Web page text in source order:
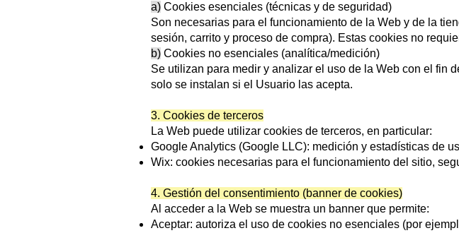
a) Cookies esenciales (técnicas y de seguridad)
Son necesarias para el funcionamiento de la Web y de la
sesión, carrito y proceso de compra). Estas cookies no
b) Cookies no esenciales (analítica/medición)
Se utilizan para medir y analizar el uso de la Web con el fin
solo se instalan si el Usuario las acepta.
3. Cookies de terceros
La Web puede utilizar cookies de terceros, en particular:
Google Analytics (Google LLC): medición y estadísticas de
Wix: cookies necesarias para el funcionamiento del sitio,
4. Gestión del consentimiento (banner de cookies)
Al acceder a la Web se muestra un banner que permite:
Aceptar: autoriza el uso de cookies no esenciales (por